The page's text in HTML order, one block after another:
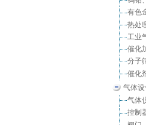
有色
热处
工业
催化
分子
催化
气体
气体
控制